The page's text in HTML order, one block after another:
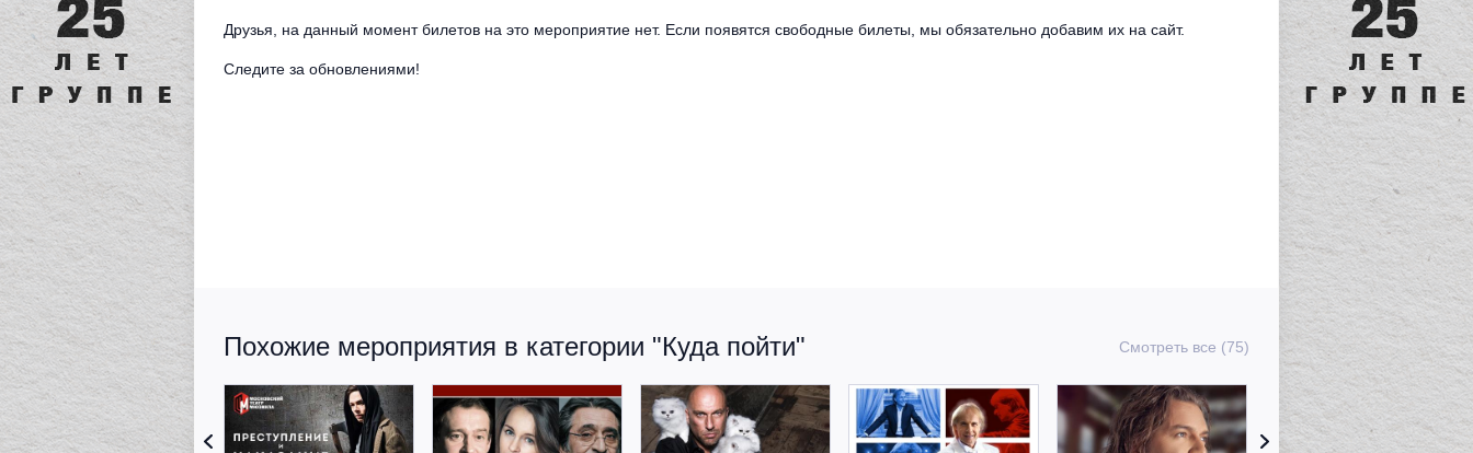
Друзья, на данный момент билетов на это мероприятие нет. Если появятся свободные билеты, мы обязательно добавим их на сайт.
Следите за обновлениями!
Похожие мероприятия в категории "Куда пойти" Смотреть все (75)